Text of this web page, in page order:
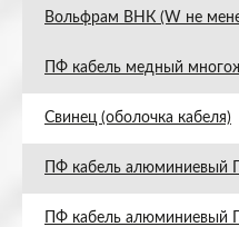
Вольфрам ВНК (W не
ПФ кабель медный
Свинец (оболочка кабеля)
ПФ кабель алюминиевый
ПФ кабель алюминиевый